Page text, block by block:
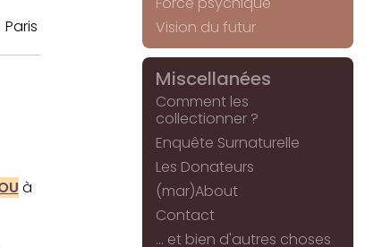
Paris
à
Vision du futur
Miscellanées
Comment les
collectionner ?
Enquête Surnaturelle
Les Donateurs
(mar)About
Contact
... et bien d'autres choses